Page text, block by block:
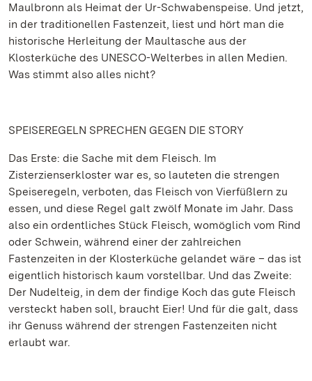
Maulbronn als Heimat der Ur-Schwabenspeise. Und jetzt,
in der traditionellen Fastenzeit, liest und hört man die
historische Herleitung der Maultasche aus der
Klosterküche des UNESCO-Welterbes in allen Medien.
Was stimmt also alles nicht?
SPEISEREGELN SPRECHEN GEGEN DIE STORY
Das Erste: die Sache mit dem Fleisch. Im
Zisterzienserkloster war es, so lauteten die strengen
Speiseregeln, verboten, das Fleisch von Vierfüßlern zu
essen, und diese Regel galt zwölf Monate im Jahr. Dass
also ein ordentliches Stück Fleisch, womöglich vom Rind
oder Schwein, während einer der zahlreichen
Fastenzeiten in der Klosterküche gelandet wäre – das ist
eigentlich historisch kaum vorstellbar. Und das Zweite:
Der Nudelteig, in dem der findige Koch das gute Fleisch
versteckt haben soll, braucht Eier! Und für die galt, dass
ihr Genuss während der strengen Fastenzeiten nicht
erlaubt war.